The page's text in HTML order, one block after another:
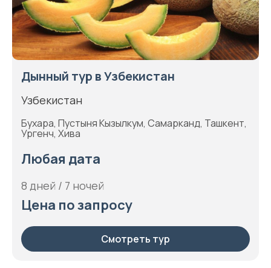
Дынный тур в Узбекистан
Узбекистан
Бухара, Пустыня Кызылкум, Самарканд, Ташкент,
Ургенч, Хива
Любая дата
8 дней / 7 ночей
Цена по запросу
Смотреть тур